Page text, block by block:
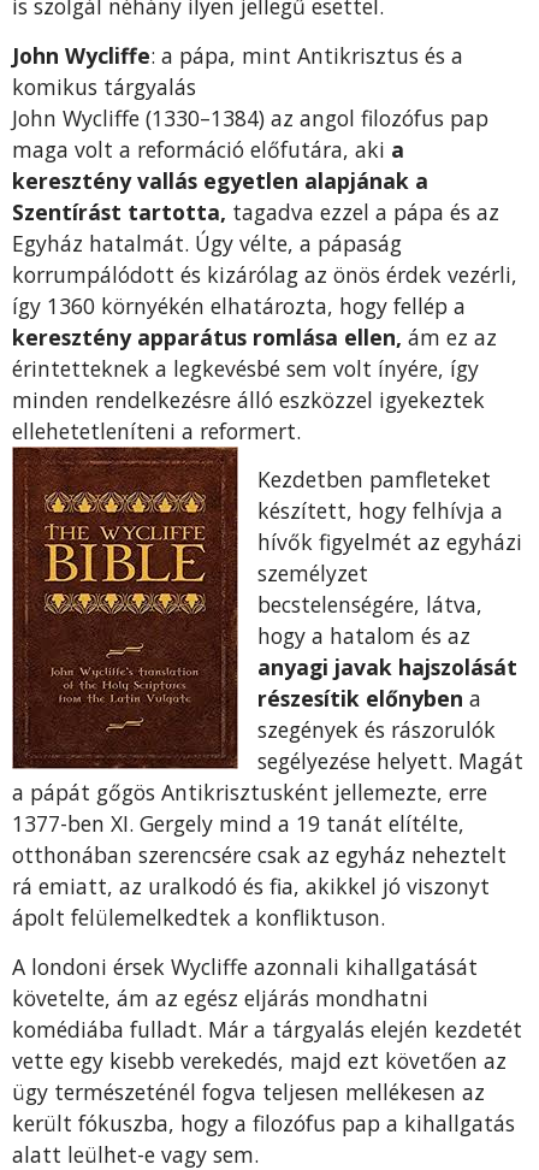
is szolgál néhány ilyen jellegű esettel.
John Wycliffe: a pápa, mint Antikrisztus és a
komikus tárgyalás
John Wycliffe (1330–1384) az angol filozófus pap
maga volt a reformáció előfutára, aki a
keresztény vallás egyetlen alapjának a
Szentírást tartotta, tagadva ezzel a pápa és az
Egyház hatalmát. Úgy vélte, a pápaság
korrumpálódott és kizárólag az önös érdek vezérli,
így 1360 környékén elhatározta, hogy fellép a
keresztény apparátus romlása ellen, ám ez az
érintetteknek a legkevésbé sem volt ínyére, így
minden rendelkezésre álló eszközzel igyekeztek
ellehetetleníteni a reformert.
Kezdetben pamfleteket
készített, hogy felhívja a
hívők figyelmét az egyházi
személyzet
becstelenségére, látva,
hogy a hatalom és az
anyagi javak hajszolását
részesítik előnyben a
szegények és rászorulók
segélyezése helyett. Magát
a pápát gőgös Antikrisztusként jellemezte, erre
1377-ben XI. Gergely mind a 19 tanát elítélte,
otthonában szerencsére csak az egyház neheztelt
rá emiatt, az uralkodó és fia, akikkel jó viszonyt
ápolt felülemelkedtek a konfliktuson.
A londoni érsek Wycliffe azonnali kihallgatását
követelte, ám az egész eljárás mondhatni
komédiába fulladt. Már a tárgyalás elején kezdetét
vette egy kisebb verekedés, majd ezt követően az
ügy természeténél fogva teljesen mellékesen az
került fókuszba, hogy a filozófus pap a kihallgatás
alatt leülhet-e vagy sem.